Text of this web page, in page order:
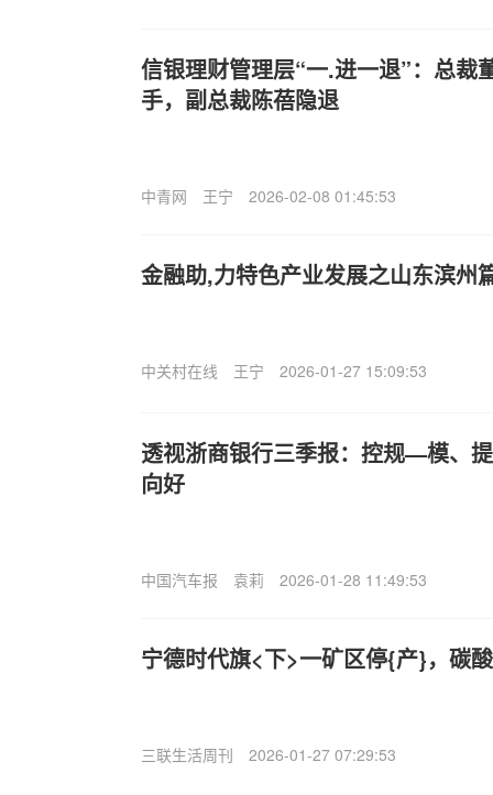
信银理财管理层“一.进一退”：总裁
手，副总裁陈蓓隐退
中青网 王宁 2026-02-08 01:45:53
金融助,力特色产业发展之山东滨州
中关村在线 王宁 2026-01-27 15:09:53
透视浙商银行三季报：控规—模、
向好
中国汽车报 袁莉 2026-01-28 11:49:53
宁德时代旗<下>一矿区停{产}，碳
三联生活周刊 2026-01-27 07:29:53